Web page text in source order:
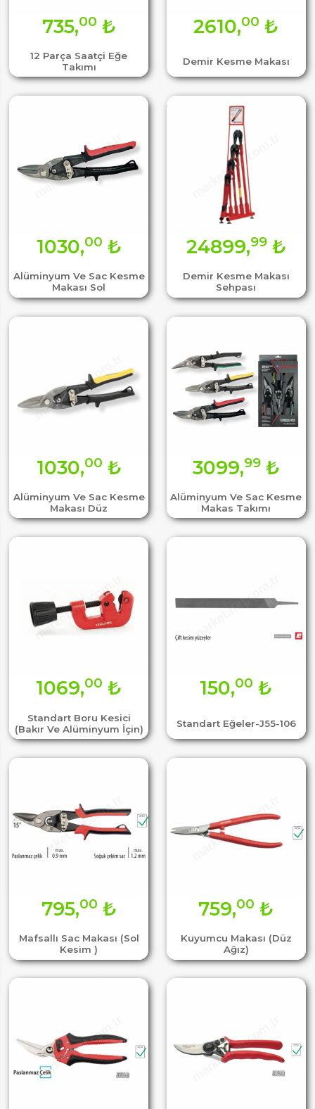
12 Parça Saatçi Eğe
Takımı
735,00 ₺
Demir Kesme Makası
2610,00 ₺
Alüminyum Ve Sac Kesme
Makası Sol
1030,00 ₺
Demir Kesme Makası
Sehpası
24899,99₺
Alüminyum Ve Sac Kesme
Makası Düz
1030,00 ₺
Alüminyum Ve Sac Kesme
Makas Takımı
3099,99₺
Standart Boru Kesici
(Bakır Ve Alüminyum İçin)
1069,00 ₺
Standart Eğeler-J55-106
150,00 ₺
Mafsallı Sac Makası (Sol
Kesim )
795,00 ₺
Kuyumcu Makası (Düz
Ağız)
759,00 ₺